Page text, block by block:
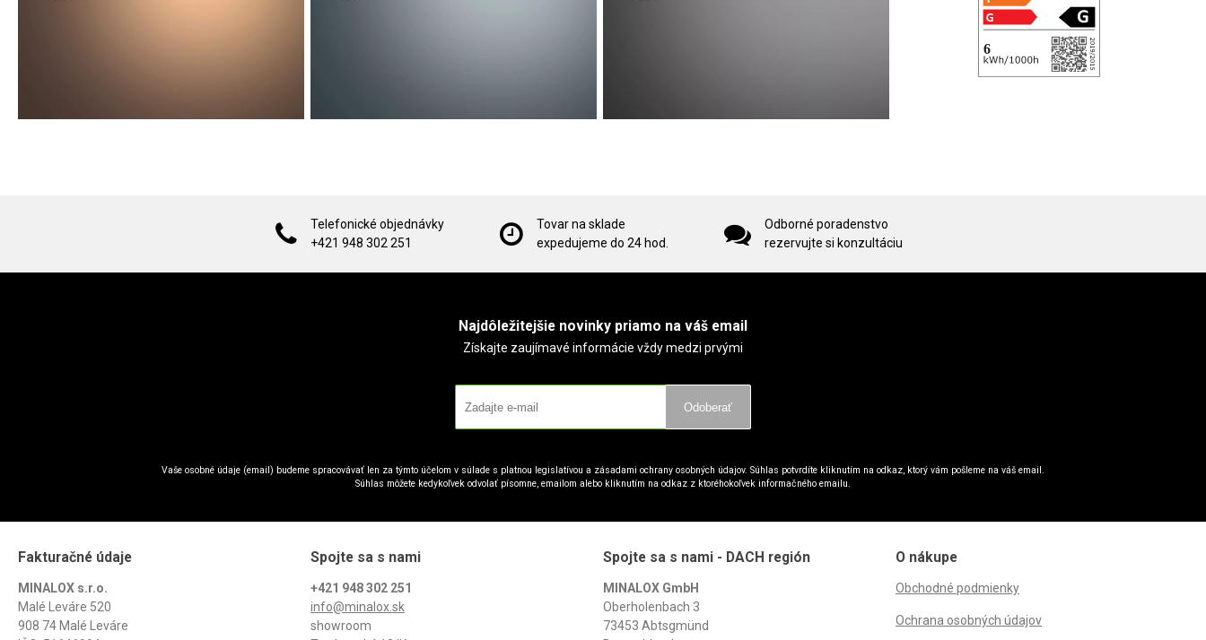
Telefonické objednávky
+421 948 302 251
Tovar na sklade
expedujeme do 24 hod.
Odborné poradenstvo
rezervujte si konzultáciu
Najdôležitejšie novinky priamo na váš email
Získajte zaujímavé informácie vždy medzi prvými
Odoberať
Vaše osobné údaje (email) budeme spracovávať len za týmto účelom v súlade s platnou legislatívou a zásadami ochrany osobných údajov. Súhlas potvrdíte kliknutím na odkaz, ktorý vám pošleme na váš email.
Súhlas môžete kedykoľvek odvolať písomne, emailom alebo kliknutím na odkaz z ktoréhokoľvek informačného emailu.
Fakturačné údaje
MINALOX s.r.o.
Malé Leváre 520
908 74 Malé Leváre
Spojte sa s nami
+421 948 302 251
info@minalox.sk
showroom
Spojte sa s nami - DACH región
MINALOX GmbH
Oberholenbach 3
73453 Abtsgmünd
O nákupe
Obchodné podmienky
Ochrana osobných údajov